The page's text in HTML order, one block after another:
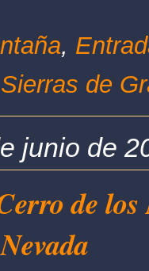
,
Sierras de
junio de
de